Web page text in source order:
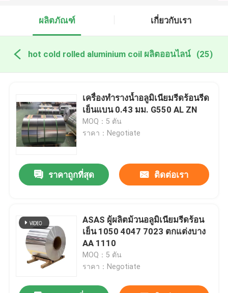
ผลิตภัณฑ์ เกี่ยวกับเรา
hot cold rolled aluminium coil ผลิตออนไลน์ (25)
เครื่องทำรางน้ำอลูมิเนียมรีดร้อนรีด
เย็นแบน 0.43 มม. G550 AL ZN
MOQ：5 ตัน
ราคา：Negotiate
ราคาถูกที่สุด ติดต่อเรา
ASAS ผู้ผลิตม้วนอลูมิเนียมรีดร้อน
เย็น 1050 4047 7023 ตกแต่งบาง
AA 1110
MOQ：5 ตัน
ราคา：Negotiate